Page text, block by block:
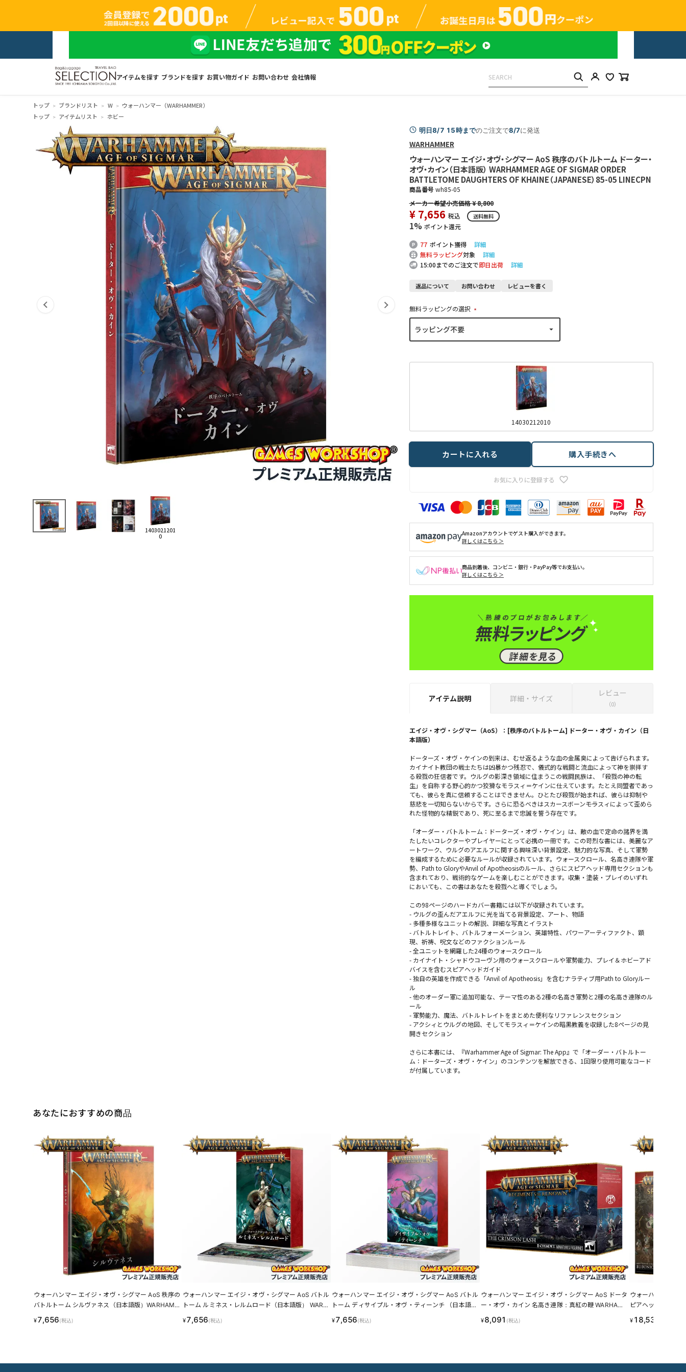
アイテムを探す ブランドを探す お買い物ガイド お問い合わせ 会社情報
トップ ブランドリスト W
ウォーハンマー（WARHAMMER）
トップ
アイテムリスト ホビー
1403021201
0
明日8/7 15時までのご注文で8/7に発送
WARHAMMER
ウォーハンマー エイジ・オヴ・シグマー AoS 秩序のバトルトーム ドーター・
オヴ・カイン（日本語版） WARHAMMER AGE OF SIGMAR ORDER
BATTLETOME DAUGHTERS OF KHAINE（JAPANESE）85-05 LINECPN
商品番号 wh85-05
¥8,800
¥ 7,656 税込 送料無料
1% ポイント還元
77 ポイント獲得
詳細
無料ラッピング対象
詳細
15:00までのご注文で即日出荷 詳細
返品について お問い合わせ レビューを書く
無料ラッピングの選択
(
)
14030212010
お気に入りに登録する
カートに入れる 購入手続きへ
Amazonアカウントでゲスト購入ができます。
詳しくはこちら ＞
商品到着後、コンビニ・銀行・PayPay等でお支払い。
詳しくはこちら ＞
アイテム説明 詳細・サイズ
レビュー
（0）
エイジ・オヴ・シグマー（AoS）：[秩序のバトルトーム] ドーター・オヴ・カイン（日
本語版）
ドーターズ・オヴ・ケインの到来は、むせ返るような血の金属臭によって告げられます。
カイナイト教団の戦士たちは凶暴かつ残忍で、儀式的な戦闘と流血によって神を崇拝す
る殺戮の狂信者です。ウルグの影深き領域に住まうこの戦闘民族は、「殺戮の神の転
生」を自称する野心的かつ狡猾なモラスィ＝ケインに仕えています。たとえ同盟者であっ
ても、彼らを真に信頼することはできません。ひとたび殺戮が始まれば、彼らは抑制や
慈悲を一切知らないからです。さらに恐るべきはスカースボーン――モラスィによって歪めら
れた怪物的な精鋭であり、死に至るまで忠誠を誓う存在です。
「オーダー・バトルトーム：ドーターズ・オヴ・ケイン」は、敵の血で定命の諸界を満
たしたいコレクターやプレイヤーにとって必携の一冊です。この苛烈な書には、美麗なア
ートワーク、ウルグのアエルフに関する興味深い背景設定、魅力的な写真、そして軍勢
を編成するために必要なルールが収録されています。ウォースクロール、名高き連隊や軍
勢、Path to GloryやAnvil of Apotheosisのルール、さらにスピアヘッド専用セクションも
含まれており、戦術的なゲームを楽しむことができます。収集・塗装・プレイのいずれ
においても、この書はあなたを殺戮へと導くでしょう。
この98ページのハードカバー書籍には以下が収録されています。
- ウルグの歪んだアエルフに光を当てる背景設定、アート、物語
- 多種多様なユニットの解説、詳細な写真とイラスト
- バトルトレイト、バトルフォーメーション、英雄特性、パワーアーティファクト、顕
現、祈祷、呪文などのファクションルール
- 全ユニットを網羅した24種のウォースクロール
- カイナイト・シャドウコーヴン用のウォースクロールや軍勢能力、プレイ＆ホビーアド
バイスを含むスピアヘッドガイド
- 独自の英雄を作成できる「Anvil of Apotheosis」を含むナラティブ用Path to Gloryルー
ル
- 他のオーダー軍に追加可能な、テーマ性のある2種の名高き軍勢と2種の名高き連隊のル
ール
- 軍勢能力、魔法、バトルトレイトをまとめた便利なリファレンスセクション
- アクシィとウルグの地図、そしてモラスィ＝ケインの暗黒教義を収録した8ページの見
開きセクション
さらに本書には、『Warhammer Age of Sigmar: The App』で「オーダー・バトルトー
ム：ドーターズ・オヴ・ケイン」のコンテンツを解放できる、1回限り使用可能なコード
が付属しています。
あなたにおすすめの商品
ウォーハンマー エイジ・オヴ・シグマー AoS 秩序の
バトルトーム シルヴァネス（日本語版）WARHAMM
ER AGE OF SIGMAR ORDER BATTLETOME SYLVA
NETH（JAPANESE）92-01 LINECPN
¥7,656(税込)
ウォーハンマー エイジ・オヴ・シグマー AoS バトル
トーム ルミネス・レルムロード（日本語版） WARH
AMMER AGE OF SIGMAR 87-04 LINECPN
¥7,656(税込)
ウォーハンマー エイジ・オヴ・シグマー AoS バトル
トーム ディサイプル・オヴ・ティーンチ （日本語
版） WARHAMMER AGE OF SIGMAR 83-45 LINEC
¥7,656(税込)
ウォーハンマー エイジ・オヴ・シグマー AoS ドータ
ー・オヴ・カイン 名高き連隊：真紅の鞭 WARHAM
MER AGE OF SIGMAR DAUGHTERS OF KHAINE T
HE CRIMSON LASH 85-25 LINECPN
¥8,091 (税込)
ウォーハンマー エ
ピアヘッド：マゴ
病の胞群
INECPN
¥ 18,531